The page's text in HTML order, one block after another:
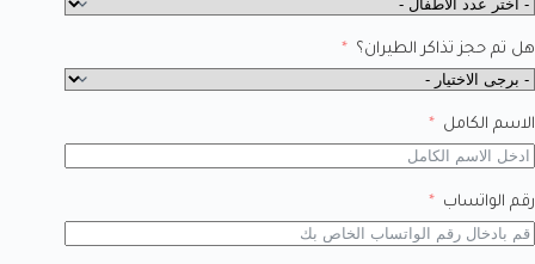
هل تم حجز تذاكر الطيران؟
الاسم الكامل
رقم الواتساب